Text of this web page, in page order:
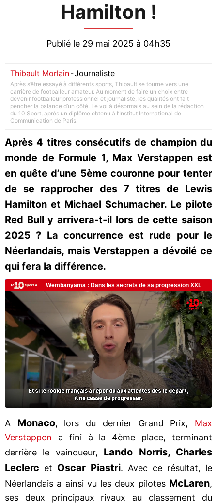
Hamilton !
Publié le 29 mai 2025 à 04h35
Thibault Morlain-Journaliste
Après s’être essayé à différents sports, Thibault se tourne vers une
carrière de footballeur amateur. Au moment de faire un choix entre
devenir footballeur professionnel et journaliste, les qualités ont fait
pencher la balance d’un côté. Le voilà désormais au sein de la rédaction
du 10 Sport, après un diplôme obtenu à l’Institut International de
Communication de Paris.
Après 4 titres consécutifs de champion du
monde de Formule 1, Max Verstappen est
en quête d’une 5ème couronne pour tenter
de se rapprocher des 7 titres de Lewis
Hamilton et Michael Schumacher. Le pilote
Red Bull y arrivera-t-il lors de cette saison
2025 ? La concurrence est rude pour le
Néerlandais, mais Verstappen a dévoilé ce
qui fera la différence.
A Monaco, lors du dernier Grand Prix, Max
Verstappen a fini à la 4ème place, terminant
derrière le vainqueur, Lando Norris, Charles
Leclerc et Oscar Piastri. Avec ce résultat, le
Néerlandais a ainsi vu les deux pilotes McLaren,
ses deux principaux rivaux au classement du